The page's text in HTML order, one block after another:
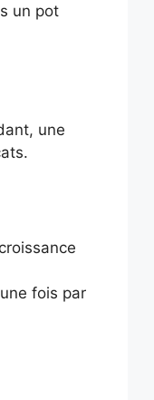
un pot
une
fois par